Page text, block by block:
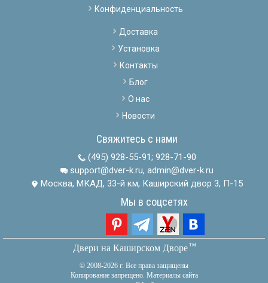
Конфиденциальность
Доставка
Установка
Контакты
Блог
О нас
Новости
Свяжитесь с нами
(495) 928-55-91; 928-71-90
support@dver-k.ru, admin@dver-k.ru
Москва, МКАД, 33-й км, Каширский двор 3, П-15
Мы в соцсетях
Двери на Каширском Дворетм
© 2008-2026 г. Все права защищены
Копирование запрещено. Материалы сайта